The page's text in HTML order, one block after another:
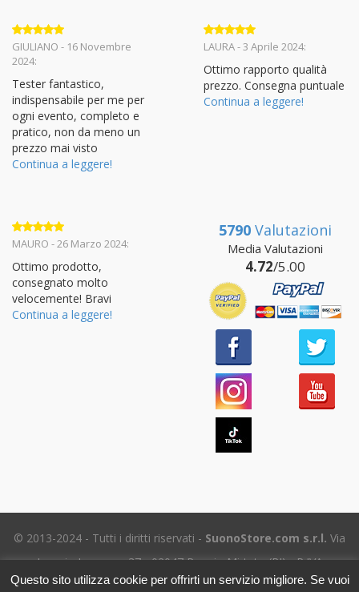
Valutato 5
su 5
GIULIANO - 16 Novembre
2024:
Tester fantastico,
indispensabile per me per
ogni evento, completo e
pratico, non da meno un
prezzo mai visto
Continua a leggere!
Valutato 5
LAURA - 3 Aprile 2024:
Ottimo rapporto qualità
prezzo. Consegna puntuale
Continua a leggere!
Valutato5
MAURO - 26 Marzo 2024:
Ottimo prodotto,
consegnato molto
velocemente! Bravi
Continua a leggere!
5790 Valutazioni
Media Valutazioni
4.72/5.00
© 2013-2024 - Tutti i diritti riservati - SuonoStore.com s.r.l. Via
Ignazio Losacco, 37 - 02047 Poggio Mirteto (RI) - P.IVA
01112470578 SDI: SUBM70N - REA RI-69195
Questo sito utilizza cookie per offrirti un servizio migliore. Se vuoi